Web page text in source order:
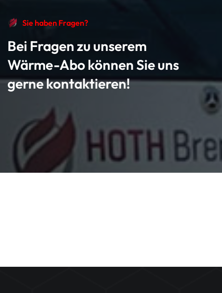
Sie haben Fragen?
Bei Fragen zu unserem
Wärme-Abo können Sie uns
gerne kontaktieren!